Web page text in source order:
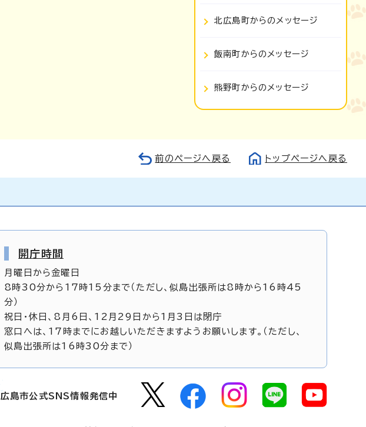
北広島町からのメッセージ
飯南町からのメッセージ
熊野町からのメッセージ
前のページへ戻る トップページへ戻る
開庁時間
月曜日から金曜日
8時30分から17時15分まで（ただし、似島出張所は8時から16時45
分）
祝日・休日、8月6日、12月29日から1月3日は閉庁
窓口へは、17時までにお越しいただきますようお願いします。（ただし、
似島出張所は16時30分まで）
広島市公式SNS情報発信中